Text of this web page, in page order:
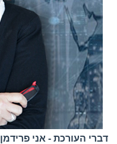
דברי העורכת - אני פרידמן AICI CIC